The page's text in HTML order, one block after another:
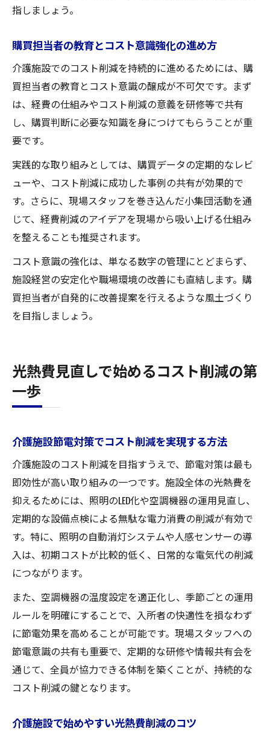
指しましょう。
購買担当者の教育とコスト意識強化の進め方
介護施設でのコスト削減を持続的に進めるためには、購
買担当者の教育とコスト意識の醸成が不可欠です。まず
は、経費の仕組みやコスト削減の意義を研修等で共有
し、購買判断に必要な知識を身につけてもらうことが重
要です。
実践的な取り組みとしては、購買データの定期的なレビ
ューや、コスト削減に成功した事例の共有が効果的で
す。さらに、現場スタッフを巻き込んだ小集団活動を通
じて、経費削減のアイデアを現場から吸い上げる仕組み
を整えることも推奨されます。
コスト意識の強化は、単なる数字の管理にとどまらず、
施設経営の安定化や職場環境の改善にも直結します。購
買担当者が自発的に改善提案を行えるような風土づくり
を目指しましょう。
光熱費見直しで始めるコスト削減の第
一歩
介護施設節電対策でコスト削減を実現する方法
介護施設のコスト削減を目指すうえで、節電対策は最も
即効性が高い取り組みの一つです。施設全体の光熱費を
抑えるためには、照明のLED化や空調機器の運用見直し、
定期的な設備点検による無駄な電力消費の削減が有効で
す。特に、照明の自動消灯システムや人感センサーの導
入は、初期コストが比較的低く、日常的な電気代の削減
につながります。
また、空調機器の温度設定を適正化し、季節ごとの運用
ルールを明確にすることで、入所者の快適性を損なわず
に節電効果を高めることが可能です。現場スタッフへの
節電意識の共有も重要で、定期的な研修や情報共有会を
通じて、全員が協力できる体制を築くことが、持続的な
コスト削減の鍵となります。
介護施設で始めやすい光熱費削減のコツ